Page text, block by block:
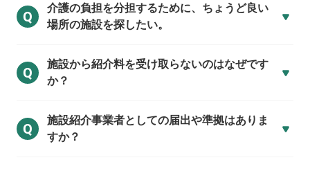
Q
介護の負担を分担するために、ちょうど良い
場所の施設を探したい。
Q
施設から紹介料を受け取らないのはなぜです
か？
Q
施設紹介事業者としての届出や準拠はありま
すか？